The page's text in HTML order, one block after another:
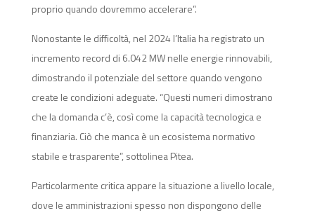
proprio quando dovremmo accelerare”.
Nonostante le difficoltà, nel 2024 l’Italia ha registrato un
incremento record di 6.042 MW nelle energie rinnovabili,
dimostrando il potenziale del settore quando vengono
create le condizioni adeguate. “Questi numeri dimostrano
che la domanda c’è, così come la capacità tecnologica e
finanziaria. Ciò che manca è un ecosistema normativo
stabile e trasparente”, sottolinea Pitea.
Particolarmente critica appare la situazione a livello locale,
dove le amministrazioni spesso non dispongono delle